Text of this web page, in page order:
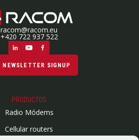
racom@racom.eu
+420 722 937 522
NEWSLETTER SIGNUP
PRODUCTOS
Radio Módems
Cellular routers